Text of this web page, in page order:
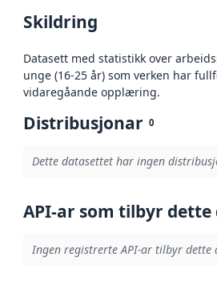
Skildring
Datasett med statistikk over
unge (16-25 år) som verken har
vidaregåande opplæring.
Distribusjonar 0
Dette datasettet har ingen
API-ar som tilbyr
Ingen registrerte API-ar tilbyr dette